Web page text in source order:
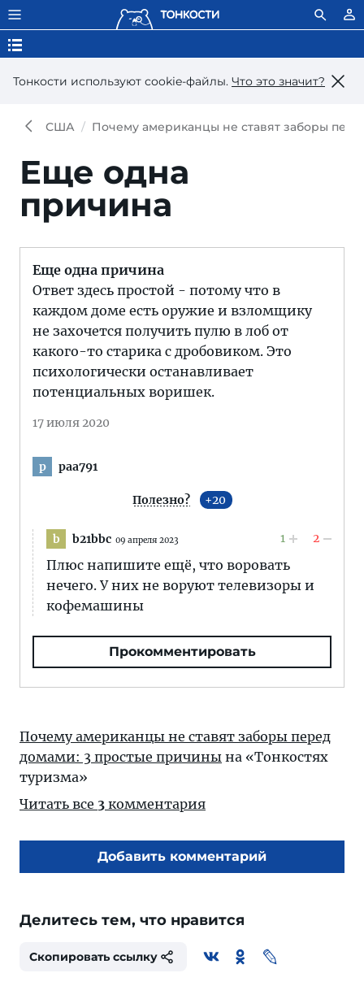
Тонкости используют сookie-файлы. Что это значит?
США Почему американцы не ставят заборы
Еще одна
причина
Еще одна причина
Ответ здесь простой - потому что в
каждом доме есть оружие и взломщику
не захочется получить пулю в лоб от
какого-то старика с дробовиком. Это
психологически останавливает
потенциальных воришек.
17 июля 2020
p paa791
Полезно? 20
b b21bbc 09 апреля 2023 1 2
Плюс напишите ещё, что воровать
нечего. У них не воруют телевизоры и
кофемашины
Прокомментировать
Почему американцы не ставят заборы перед
домами: 3 простые причины на «Тонкостях
туризма»
Читать все 3 комментария
Добавить комментарий
Делитесь тем, что нравится
Скопировать ссылку